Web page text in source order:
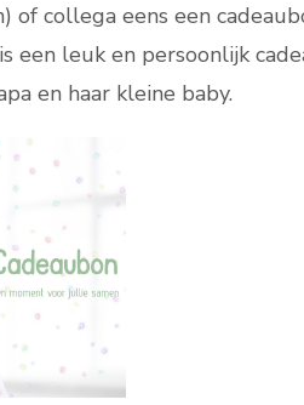
of collega eens een
een leuk en persoonlijk
en haar kleine baby.